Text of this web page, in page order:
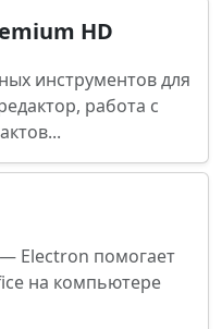
HD
инструментов для
работа с
Electron помогает
на компьютере